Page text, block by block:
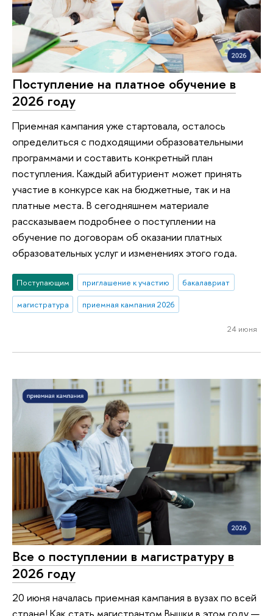
Поступление на платное обучение в
2026 году
Приемная кампания уже стартовала, осталось
определиться с подходящими образовательными
программами и составить конкретный план
поступления. Каждый абитуриент может принять
участие в конкурсе как на бюджетные, так и на
платные места. В сегодняшнем материале
рассказываем подробнее о поступлении на
обучение по договорам об оказании платных
образовательных услуг и изменениях этого года.
Поступающим приглашение к участию
бакалавриат
магистратура
приемная кампания 2026
24 июня
Все о поступлении в магистратуру в
2026 году
20 июня началась приемная кампания в вузах по всей